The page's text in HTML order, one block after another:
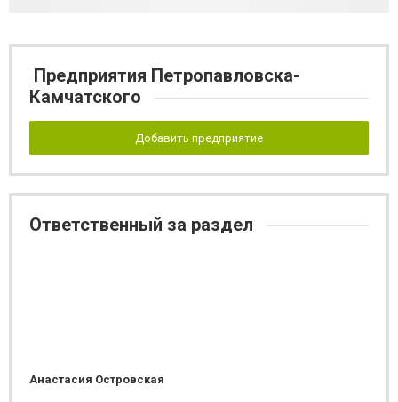
Предприятия Петропавловска-
Камчатского
Добавить предприятие
Ответственный за раздел
Анастасия Островская